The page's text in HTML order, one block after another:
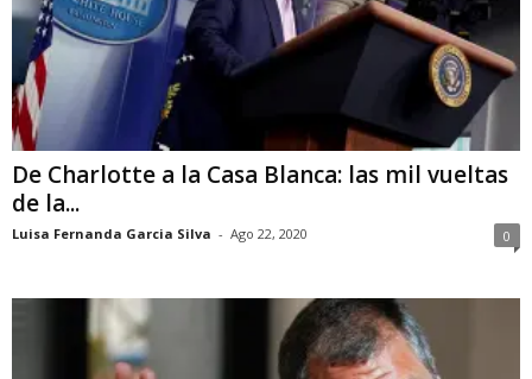
De Charlotte a la Casa Blanca: las mil vueltas
de la...
Luisa Fernanda Garcia Silva - Ago 22, 2020 0